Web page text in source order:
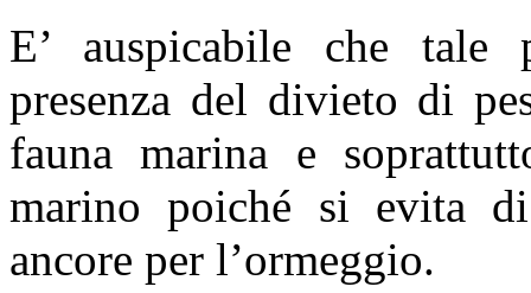
E’ auspicabile che tale
presenza del divieto di
fauna marina e
marino poiché si evita
ancore per l’ormeggio.